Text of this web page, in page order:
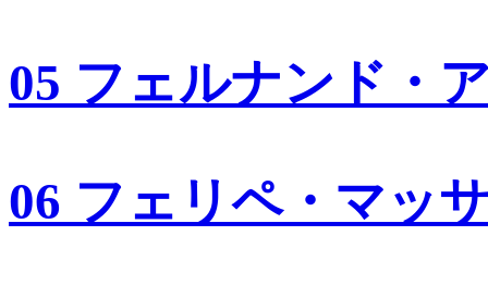
05 フェルナンド・
06 フェリペ・マッ